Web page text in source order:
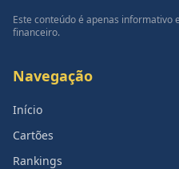
Este conteúdo é apenas informativo
financeiro.
Navegação
Início
Cartões
Rankings